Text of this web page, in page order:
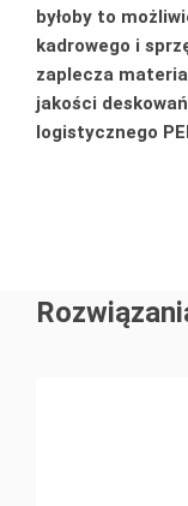
byłoby to
kadrowego i
zaplecza
jakości
logistycznego